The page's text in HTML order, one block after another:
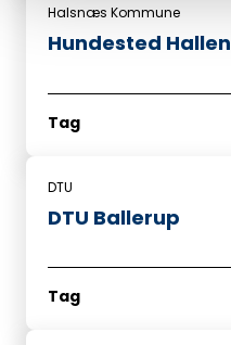
Halsnæs Kommune
Hundested Hallen
Tag
DTU
DTU Ballerup
Tag